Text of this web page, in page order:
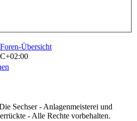
Foren-Übersicht
Sechser - Anlagenmeisterei und
- Alle Rechte vorbehalten.